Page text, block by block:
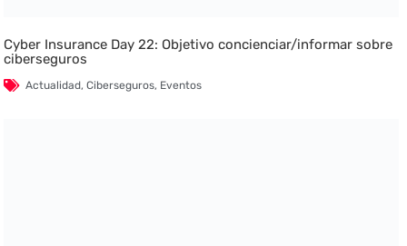
Cyber Insurance Day 22: Objetivo concienciar/informar sobre
ciberseguros
Actualidad,Ciberseguros, Eventos